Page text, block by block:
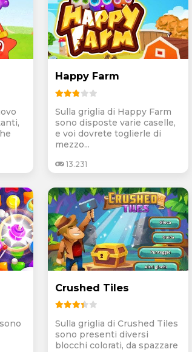
Happy Farm
Sulla griglia di Happy Farm
sono disposte varie caselle,
e voi dovrete toglierle di
mezzo...
13.231
Crushed Tiles
Sulla griglia di Crushed Tiles
sono presenti diversi
blocchi colorati, da spazzare